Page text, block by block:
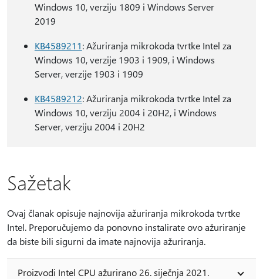
Windows 10, verziju 1809 i Windows Server
2019
KB4589211: Ažuriranja mikrokoda tvrtke Intel za
Windows 10, verzije 1903 i 1909, i Windows
Server, verzije 1903 i 1909
KB4589212: Ažuriranja mikrokoda tvrtke Intel za
Windows 10, verziju 2004 i 20H2, i Windows
Server, verziju 2004 i 20H2
Sažetak
Ovaj članak opisuje najnovija ažuriranja mikrokoda tvrtke
Intel. Preporučujemo da ponovno instalirate ovo ažuriranje
da biste bili sigurni da imate najnovija ažuriranja.
Proizvodi Intel CPU ažurirano 26. siječnja 2021.